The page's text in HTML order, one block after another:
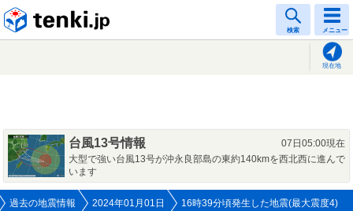
検索 メニュー
現在地
台風13号情報
07日05:00現在
大型で強い台風13号が沖永良部島の東約140kmを西北西に進んで
います
過去の地震情報 2024年01月01日 16時39分頃発生した地震(最大震度4)